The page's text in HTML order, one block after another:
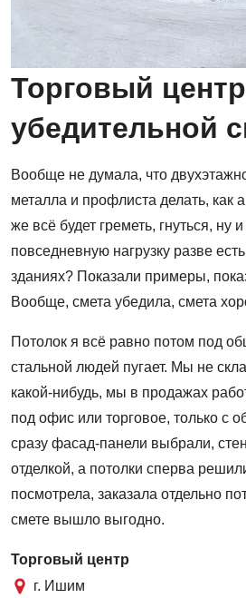
Торговый
убедительной
Вообще не думала, что
металла и профлиста делать, как
же всё будет греметь, гнуться, ну
повседневную нагрузку разве
зданиях? Показали примеры,
Вообще, смета убедила, смета
Потолок я всё равно потом под
стальной людей пугает. Мы не
какой-нибудь, мы в продажах
под офис или торговое, только с
сразу фасад-панели выбрали,
отделкой, а потолки сперва
посмотрела, заказала отдельно
смете вышло выгодно.
Торговый центр
г. Ишим